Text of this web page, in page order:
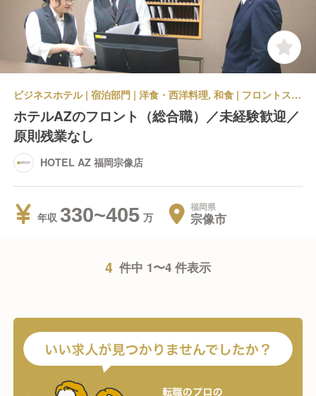
ビジネスホテル | 宿泊部門 | 洋食・西洋料理, 和食 | フロントスタッフ | HOTEL AZ 福岡宗像店
ホテルAZのフロント（総合職）／未経験歓迎／
原則残業なし
HOTEL AZ 福岡宗像店
年収 330~405 福岡県
宗像市
4 件中 1〜4 件表示